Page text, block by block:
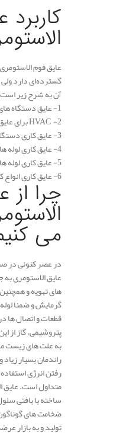
کاربرد
عایق فوم
گسترده‌ای دارد
آن به شرح زیر
1- عایق دستگاه های موبر
2- HVAC برای عایق لوله
3- عایق کاری دستگاههای آب سرد
4- عایق کاری لوله های برودتی
5- عایق کاری لوله های آب سرد و گرم
6- عایق کاری انواع کانال و سیستم های تهویه
چرا از
می
در عصر کنونی در
عایق الاستومری
های تهویه و
گرمایش و ضمنا
قطعات و اتصال ها
پتروشیمی، گاز از
به علت های زیست
راندمان بسیار
رفتن انرژی
متداول است.
ساخته با بافتی
ضخامت های
تولید و به بازار